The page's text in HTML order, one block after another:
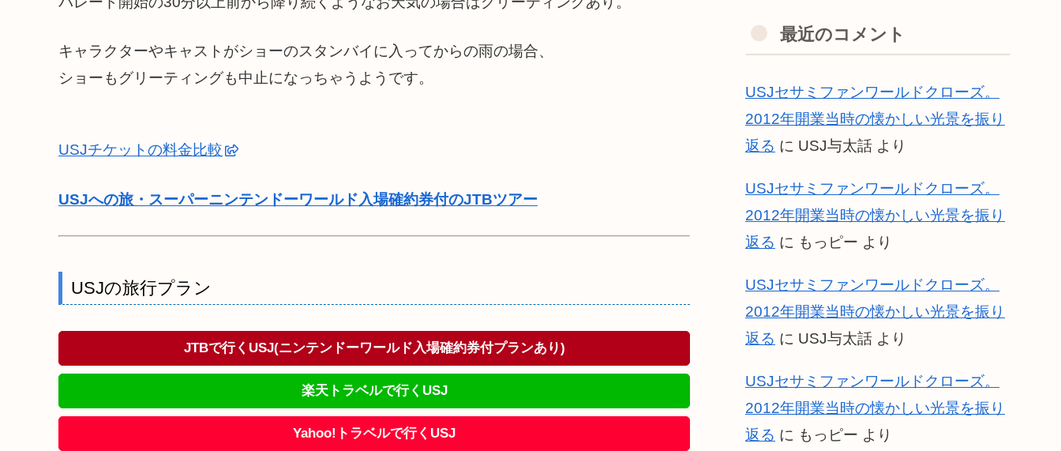
キャラクターやキャストがショーのスタンバイに入ってからの雨の場合、
ショーもグリーティングも中止になっちゃうようです。
USJチケットの料金比較
USJへの旅・スーパーニンテンドーワールド入場確約券付のJTBツアー
USJの旅行プラン
JTBで行くUSJ(ニンテンドーワールド入場確約券付プランあり)
楽天トラベルで行くUSJ
Yahoo!トラベルで行くUSJ
最近のコメント
USJセサミファンワールドクローズ。
2012年開業当時の懐かしい光景を振り
返る に USJ与太話 より
USJセサミファンワールドクローズ。
2012年開業当時の懐かしい光景を振り
返る に もっピー より
USJセサミファンワールドクローズ。
2012年開業当時の懐かしい光景を振り
返る に USJ与太話 より
USJセサミファンワールドクローズ。
2012年開業当時の懐かしい光景を振り
返る に もっピー より